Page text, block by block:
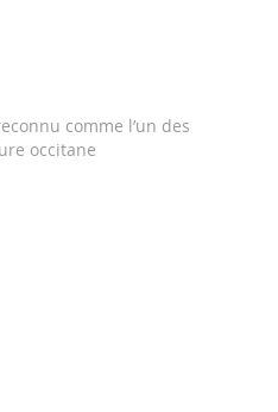
comme l’un des
occitane